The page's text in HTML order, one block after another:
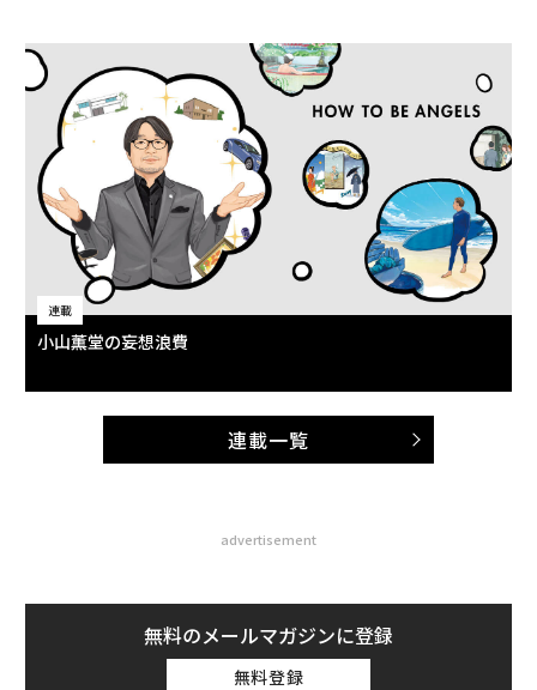
連載
小山薫堂の妄想浪費
連載一覧
advertisement
無料のメールマガジンに登録
無料登録